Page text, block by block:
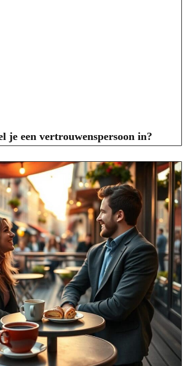
je een vertrouwenspersoon in?